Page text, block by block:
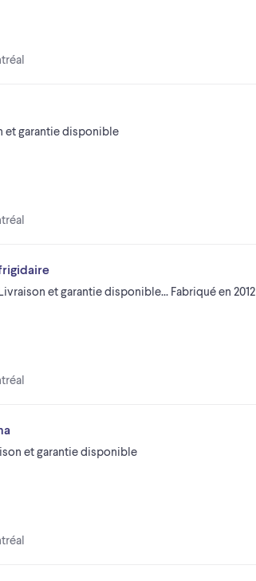
et garantie disponible
et garantie disponible... Fabriqué en 2012
et garantie disponible